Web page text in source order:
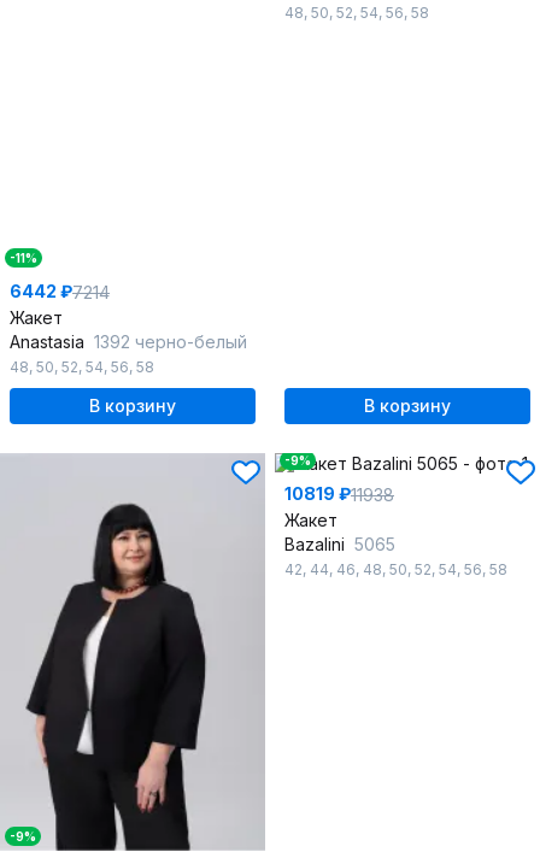
-11%
6442 ₽7214
Жакет
Anastasia 1392 черно-белый
48, 50, 52, 54, 56, 58
В корзину
48, 50, 52, 54, 56, 58
В корзину
-9%
-9%
10819 ₽11938
Жакет
Bazalini 5065
42, 44, 46, 48, 50, 52, 54, 56, 58